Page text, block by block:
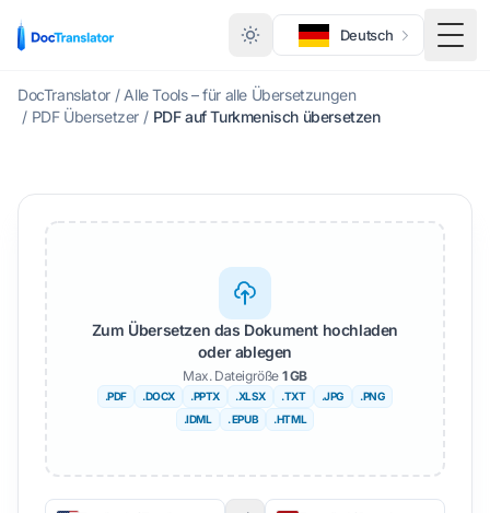
Deutsch
DocTranslator / Alle Tools – für alle Übersetzungen
/ PDF Übersetzer / PDF auf Turkmenisch übersetzen
Zum Übersetzen das Dokument hochladen
oder ablegen
Max. Dateigröße 1 GB
.PDF .DOCX .PPTX .XLSX .TXT .JPG
.PNG
.IDML
. EPUB .HTML